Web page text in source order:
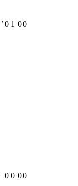
ʼ0 1 00
0 0 00